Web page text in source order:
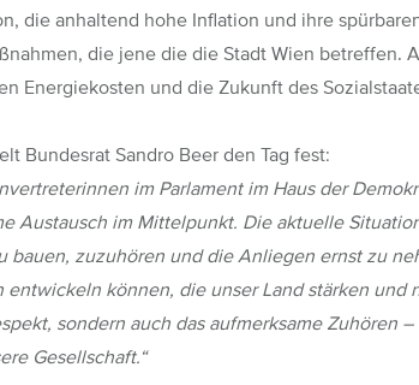
die anhaltend hohe Inflation und ihre
die jene die die Stadt Wien betreffen.
Energiekosten und die Zukunft des
Bundesrat Sandro Beer den Tag fest:
im Parlament im Haus der
Austausch im Mittelpunkt. Die aktuelle
bauen, zuzuhören und die Anliegen ernst zu
können, die unser Land stärken und
sondern auch das aufmerksame Zuhören
Gesellschaft.“